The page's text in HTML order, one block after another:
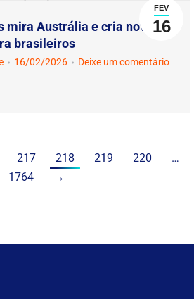
FEV
16
Austrália e cria nova
brasileiros
16/02/2026 Deixe um comentário
217 218 219 220
…
1764
→